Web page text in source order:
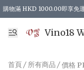
購物滿 HKD 1000.00即享免
Vino18
首頁/ 所有商品 /價格